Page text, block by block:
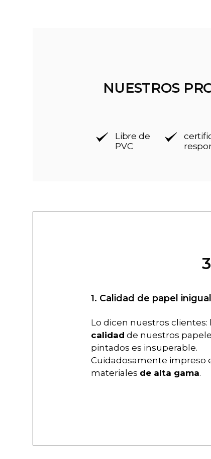
NUESTROS
Libre de
PVC
1. Calidad de papel
Lo dicen nuestros clientes:
calidad de nuestros
pintados es insuperable.
Cuidadosamente impreso
materiales de alta gama.